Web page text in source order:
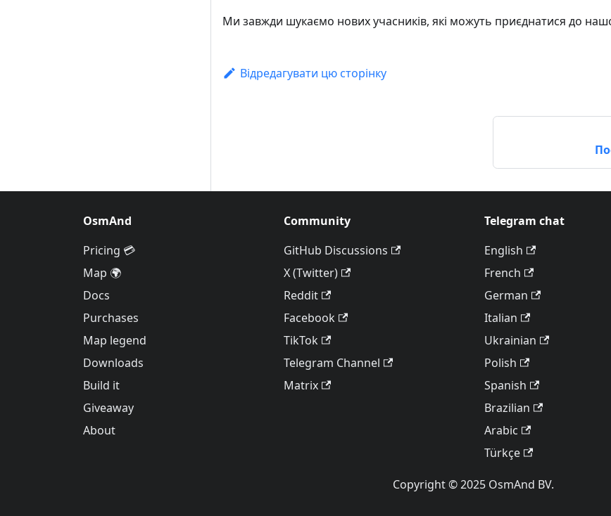
Ми завжди шукаємо нових учасників, які можуть приєднатися до
Відредагувати цю сторінку
OsmAnd
Pricing 💳
Map 🌍
Docs
Purchases
Map legend
Downloads
Build it
Giveaway
About
Community
GitHub Discussions
X (Twitter)
Reddit
Facebook
TikTok
Telegram Channel
Matrix
Telegram chat
English
French
German
Italian
Ukrainian
Polish
Spanish
Brazilian
Arabic
Türkçe
Copyright © 2025 OsmAnd BV.